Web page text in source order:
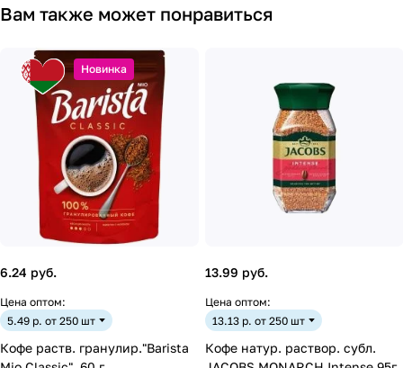
Вам также может понравиться
Новинка
6.24 руб.
Цена оптом:
5.49 р. от 250 шт
Кофе раств. гранулир."Barista
13.99 руб.
Цена оптом:
13.13 р. от 250 шт
Кофе натур. раствор. субл.